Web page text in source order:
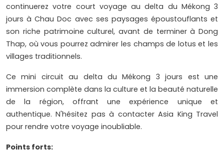
continuerez votre court voyage au delta du Mékong 3
jours à Chau Doc avec ses paysages époustouflants et
son riche patrimoine culturel, avant de terminer à Dong
Thap, où vous pourrez admirer les champs de lotus et les
villages traditionnels.
Ce mini circuit au delta du Mékong 3 jours est une
immersion complète dans la culture et la beauté naturelle
de la région, offrant une expérience unique et
authentique. N'hésitez pas à contacter Asia King Travel
pour rendre votre voyage inoubliable.
Points forts: